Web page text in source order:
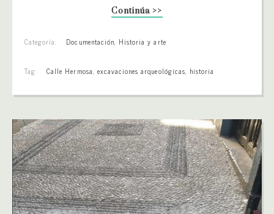
Continúa >>
Categoría: Documentación, Historia y arte
Tag: Calle Hermosa, excavaciones arqueológicas, historia